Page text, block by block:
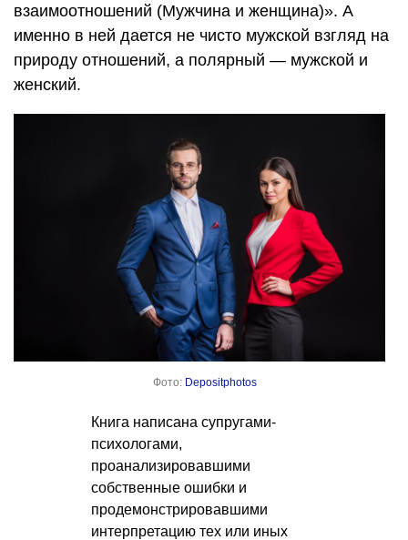
взаимоотношений (Мужчина и женщина)». А
именно в ней дается не чисто мужской взгляд на
природу отношений, а полярный — мужской и
женский.
Фото: Depositphotos
Книга написана супругами-
психологами,
проанализировавшими
собственные ошибки и
продемонстрировавшими
интерпретацию тех или иных